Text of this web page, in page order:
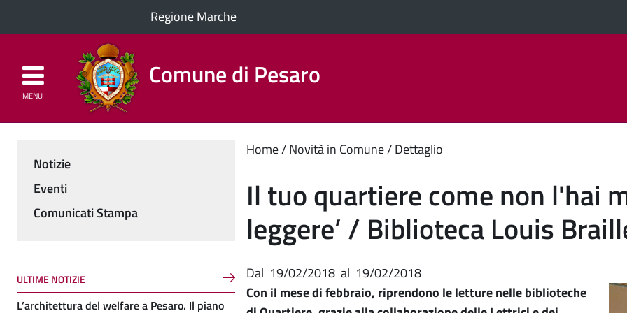
Regione Marche
Comune di Pesaro
MENU
Aree Tematiche
Contenuto
principale
Home Novità in Comune Dettaglio
Il tuo quartiere come non l'hai
leggere’ / Biblioteca Louis
Dal 19/02/2018 al 19/02/2018
Con il mese di febbraio, riprendono le letture nelle biblioteche
Menu
Notizie
Eventi
Comunicati Stampa
ULTIME NOTIZIE
L’architettura del welfare a Pesaro. Il piano